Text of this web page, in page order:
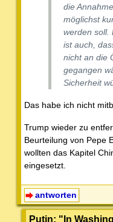
die
möglichst
werden soll.
ist auch,
nicht an die
gegangen
Sicherheit
Das habe ich nicht
Trump wieder zu
Beurteilung von Pepe
wollten das Kapitel
eingesetzt.
antworten
Putin: "In